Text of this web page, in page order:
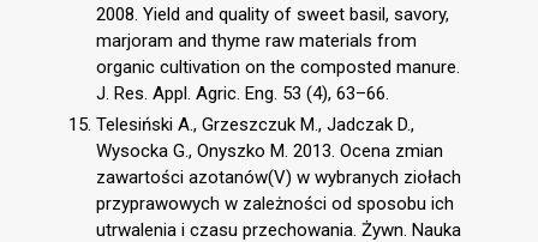
2008. Yield and quality of sweet basil, savory,
marjoram and thyme raw materials from
organic cultivation on the composted manure.
J. Res. Appl. Agric. Eng. 53 (4), 63–66.
Telesiński A., Grzeszczuk M., Jadczak D.,
Wysocka G., Onyszko M. 2013. Ocena zmian
zawartości azotanów(V) w wybranych ziołach
przyprawowych w zależności od sposobu ich
utrwalenia i czasu przechowania. Żywn. Nauka